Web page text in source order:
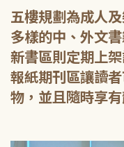
五樓規劃為成人
多樣的中、外文
新書區則定期上
報紙期刊區讓讀
物，並且隨時享